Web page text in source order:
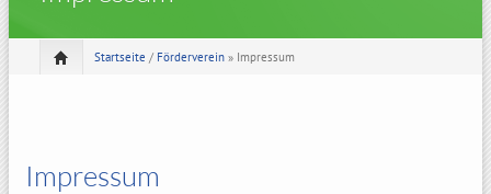
Startseite / Förderverein » Impressum
Impressum